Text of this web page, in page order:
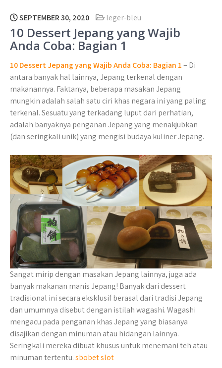
SEPTEMBER 30, 2020 leger-bleu
10 Dessert Jepang yang Wajib
Anda Coba: Bagian 1
10 Dessert Jepang yang Wajib Anda Coba: Bagian 1– Di
antara banyak hal lainnya, Jepang terkenal dengan
makanannya. Faktanya, beberapa masakan Jepang
mungkin adalah salah satu ciri khas negara ini yang paling
terkenal. Sesuatu yang terkadang luput dari perhatian,
adalah banyaknya penganan Jepang yang menakjubkan
(dan seringkali unik) yang mengisi budaya kuliner Jepang.
Sangat mirip dengan masakan Jepang lainnya, juga ada
banyak makanan manis Jepang! Banyak dari dessert
tradisional ini secara eksklusif berasal dari tradisi Jepang
dan umumnya disebut dengan istilah wagashi. Wagashi
mengacu pada penganan khas Jepang yang biasanya
disajikan dengan minuman atau hidangan lainnya.
Seringkali mereka dibuat khusus untuk menemani teh atau
minuman tertentu.sbobet slot